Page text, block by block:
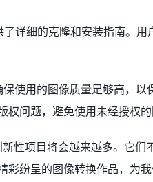
了详细的克隆和安装指南。
使用的图像质量足够高，以
问题，避免使用未经授权的
性项目将会越来越多。它们
纷呈的图像转换作品，为我